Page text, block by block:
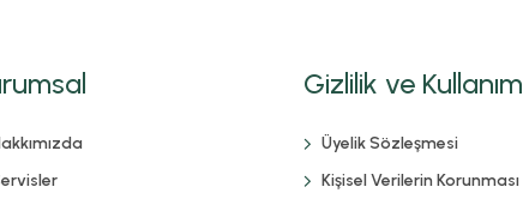
Gizlilik ve Kullanım
Üyelik Sözleşmesi
Kişisel Verilerin Korunması